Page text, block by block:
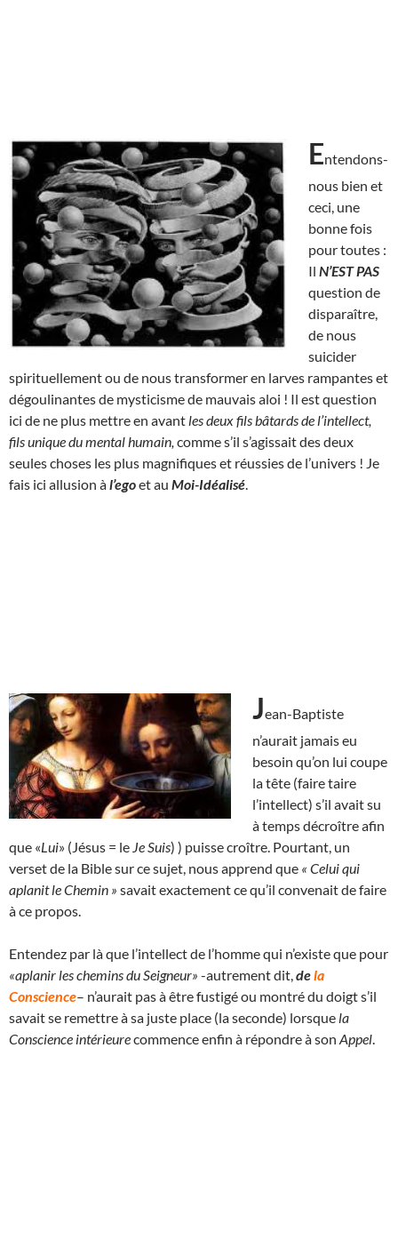
Entendons-
nous bien et
ceci, une
bonne fois
pour toutes :
Il N’EST PAS
question de
disparaître,
de nous
suicider
spirituellement ou de nous transformer en larves rampantes et
dégoulinantes de mysticisme de mauvais aloi ! Il est question
ici de ne plus mettre en avant les deux fils bâtards de l’intellect,
fils unique du mental humain, comme s’il s’agissait des deux
seules choses les plus magnifiques et réussies de l’univers ! Je
fais ici allusion àl’egoet au Moi-Idéalisé
Jean-Baptiste
n’aurait jamais eu
besoin qu’on lui coupe
la tête (faire taire
l’intellect) s’il avait su
à temps décroître afin
que «Lui» (Jésus = le Je Suis) ) puisse croître. Pourtant, un
verset de la Bible sur ce sujet, nous apprend que « Celui qui
aplanit le Chemin » savait exactement ce qu’il convenait de faire
à ce propos.
Entendez par là que l’intellect de l’homme qui n’existe que pour
«aplanir les chemins du Seigneur» -autrement dit, dela
Conscience– n’aurait pas à être fustigé ou montré du doigt s’il
savait se remettre à sa juste place (la seconde) lorsque la
Conscience intérieurecommence enfin à répondre à son Appel